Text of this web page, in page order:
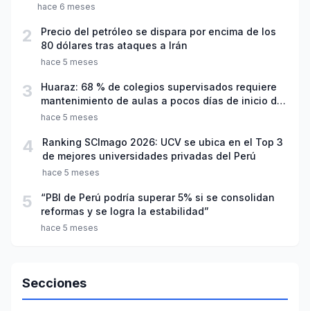
hace 6 meses
2
Precio del petróleo se dispara por encima de los
80 dólares tras ataques a Irán
hace 5 meses
3
Huaraz: 68 % de colegios supervisados requiere
mantenimiento de aulas a pocos días de inicio del
año escolar 2026
hace 5 meses
4
Ranking SCImago 2026: UCV se ubica en el Top 3
de mejores universidades privadas del Perú
hace 5 meses
5
“PBI de Perú podría superar 5% si se consolidan
reformas y se logra la estabilidad”
hace 5 meses
Secciones